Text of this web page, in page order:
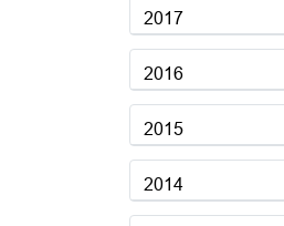
2017
2016
2015
2014